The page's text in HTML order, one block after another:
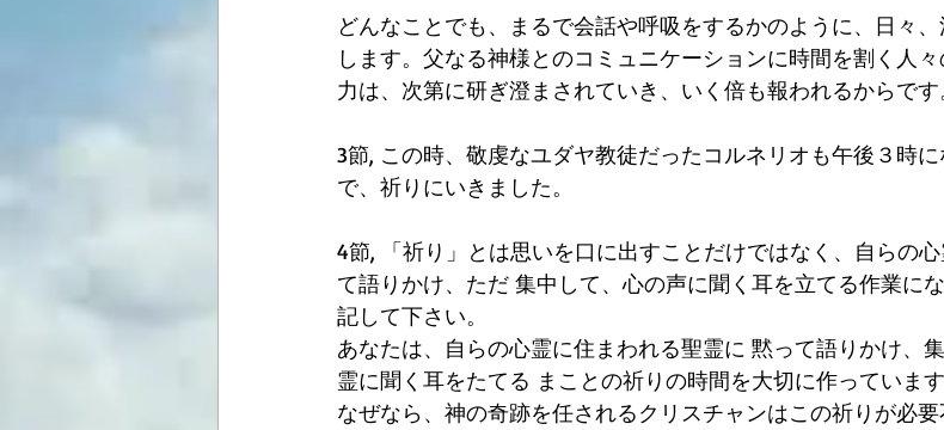
どんなことでも、まるで会話や呼吸をするかのように、日々
します。父なる神様とのコミュニケーションに時間を割く人
力は、次第に研ぎ澄まされていき、いく倍も報われるからです
3節, この時、敬虔なユダヤ教徒だったコルネリオも午後３時
で、祈りにいきました。
4節, 「祈り」とは思いを口に出すことだけではなく、自らの
て語りかけ、ただ 集中して、心の声に聞く耳を立てる作業に
記して下さい。
あなたは、自らの心霊に住まわれる聖霊に 黙って語りかけ、
霊に聞く耳をたてる まことの祈りの時間を大切に作っていま
なぜなら、神の奇跡を任されるクリスチャンはこの祈りが必